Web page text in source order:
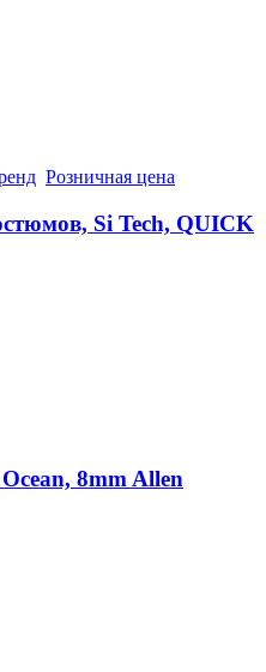
Розничная цена
Si Tech, QUICK
8mm Allen